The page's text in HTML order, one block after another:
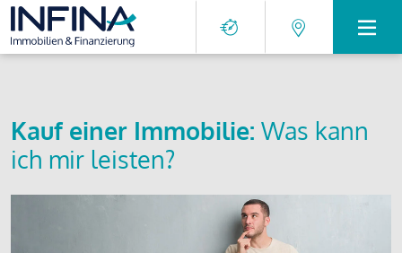
Kauf einer Immobilie: Was kann
ich mir leisten?